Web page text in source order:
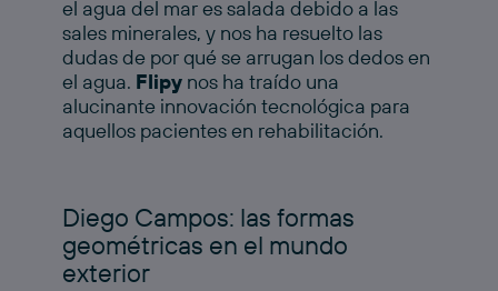
el agua del mar es salada debido a las
sales minerales, y nos ha resuelto las
dudas de por qué se arrugan los dedos en
el agua. Flipy nos ha traído una
alucinante innovación tecnológica para
aquellos pacientes en rehabilitación.
Diego Campos: las formas
geométricas en el mundo
exterior